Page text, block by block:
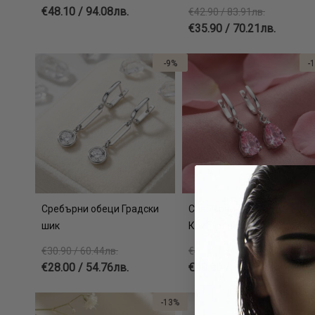
€48.10 / 94.08лв. €42.90 / 83.91лв.
€35.90 / 70.21лв.
Сребърни обеци Градски
шик
€30.90 / 60.44лв.
€28.00 / 54.76лв.
-9%
Сребърни Обеци
Кристална Капка
€45.90 / 89.77лв.
€40.90 / 79.99лв.
-
-13%